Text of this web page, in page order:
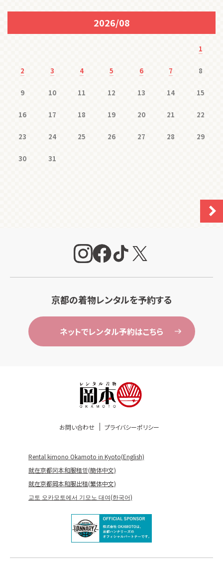
2026/08
1
2 3 4 5 6 7 8
9 10 11 12 13 14 15
16 17 18 19 20 21 22
23 24 25 26 27 28 29
30 31
京都の着物レンタルを予約する
ネットでレンタル予約はこちら
お問い合わせ プライバシーポリシー
Rental kimono Okamoto in Kyoto(English)
就在京都冈本和服租赁(簡体中文)
就在京都岡本和服出租(繁体中文)
교토 오카모토에서 기모노 대여(한국어)